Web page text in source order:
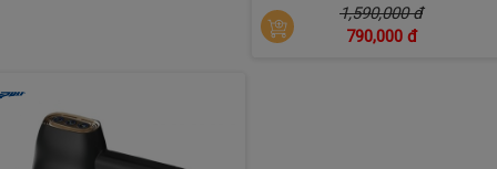
1,590,000 đ
790,000 đ